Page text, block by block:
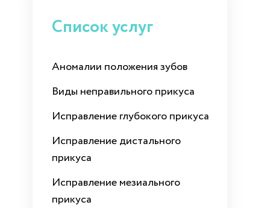
Список услуг
Аномалии положения зубов
Виды неправильного прикуса
Исправление глубокого прикуса
Исправление дистального
прикуса
Исправление мезиального
прикуса